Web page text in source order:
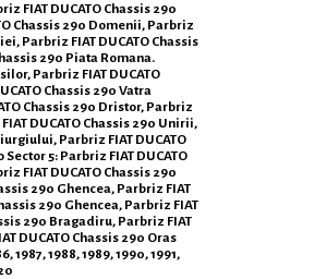
FIAT DUCATO Chassis 290
Chassis 290 Domenii, Parbriz
Parbriz FIAT DUCATO Chassis
290 Piata Romana.
Parbriz FIAT DUCATO
Chassis 290 Vatra
Chassis 290 Dristor, Parbriz
DUCATO Chassis 290 Unirii,
Parbriz FIAT DUCATO
5: Parbriz FIAT DUCATO
FIAT DUCATO Chassis 290
290 Ghencea, Parbriz FIAT
290 Ghencea, Parbriz FIAT
290 Bragadiru, Parbriz FIAT
DUCATO Chassis 290 Oras
1988, 1989, 1990, 1991,